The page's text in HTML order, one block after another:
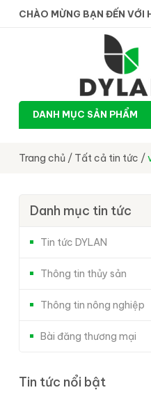
CHÀO MỪNG BẠN ĐẾN VỚI
DANH MỤC SẢN PHẨM
Trang chủ / Tất cả tin tức /
Danh mục tin tức
Tin tức DYLAN
Thông tin thủy sản
Thông tin nông nghiệp
Bài đăng thương mại
Tin tức nổi bật